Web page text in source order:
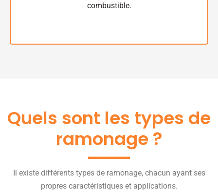
combustible.
Quels sont les types de
ramonage ?
Il existe différents types de ramonage, chacun ayant ses
propres caractéristiques et applications.